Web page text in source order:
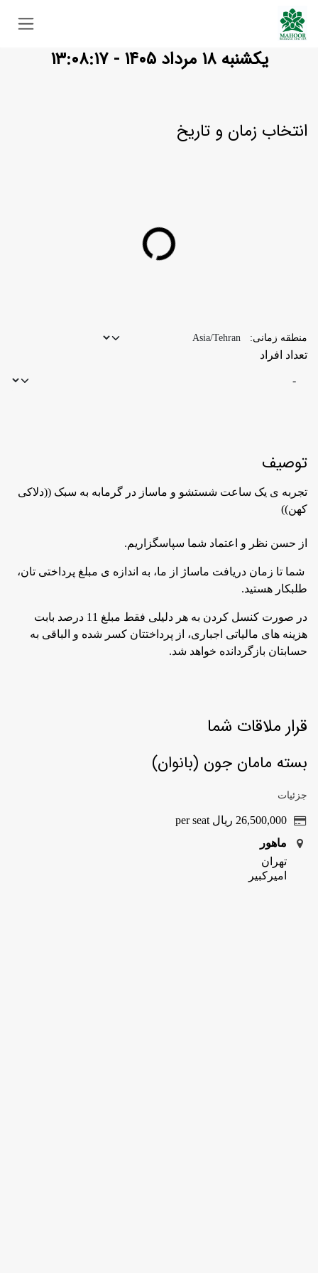
Skip to Content
یکشنبه ۱۸ مرداد ۱۴۰۵ - ۱۳:۰۸:۱۸
انتخاب زمان و تاریخ
منطقه زمانی:
تعداد افراد
توصیف
تجربه ی یک ساعت شستشو و ماساز در گرمابه به سبک ((دلاکی
کهن))
از حسن نظر و اعتماد شما سپاسگزاریم.
شما تا زمان دریافت ماساژ از ما، به اندازه ی مبلغ پرداختی تان،
طلبکار هستید.
در صورت کنسل کردن به هر دلیلی فقط مبلغ 11 درصد بابت
هزینه های مالیاتی اجباری، از پرداختتان کسر شده و الباقی به
حسابتان بازگردانده خواهد شد.
قرار ملاقات شما
بسته مامان جون (بانوان)
جزئیات
26,500,000 ریال per seat
ماهور
تهران
امیرکبیر